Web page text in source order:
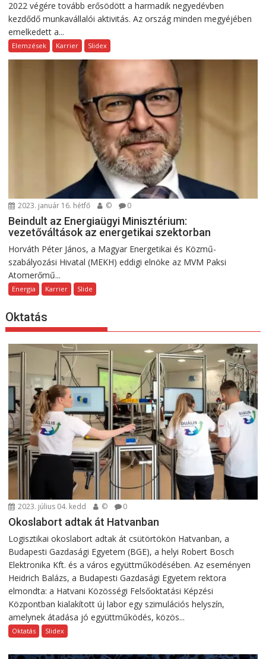
2022 végére tovább erősödött a harmadik negyedévben
kezdődő munkavállalói aktivitás. Az ország minden megyéjében
emelkedett a...
Elemzések Karrier Slidex
2023. január 16. hétfő © 0
Beindult az Energiaügyi Minisztérium:
vezetőváltások az energetikai szektorban
Horváth Péter János, a Magyar Energetikai és Közmű-
szabályozási Hivatal (MEKH) eddigi elnöke az MVM Paksi
Atomerőmű...
Energia Karrier Slide
Oktatás
2023. július 04. kedd © 0
Okoslabort adtak át Hatvanban
Logisztikai okoslabort adtak át csütörtökön Hatvanban, a
Budapesti Gazdasági Egyetem (BGE), a helyi Robert Bosch
Elektronika Kft. és a város együttműködésében. Az eseményen
Heidrich Balázs, a Budapesti Gazdasági Egyetem rektora
elmondta: a Hatvani Közösségi Felsőoktatási Képzési
Központban kialakított új labor egy szimulációs helyszín,
amelynek átadása jó együttműködés, közös...
Oktatás Slidex